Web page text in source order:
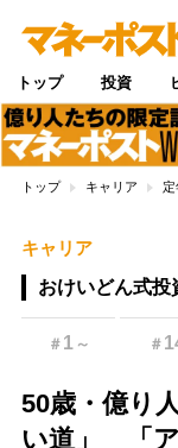
トップ 投資
トップ キャリア 定
キャリア
おけいどん式投
＃ 1 ～ ＃
50歳・億り
い道」 「ア